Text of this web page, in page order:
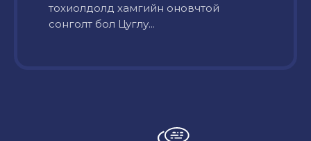
тохиолдолд хамгийн оновчтой
сонголт бол Цуглу...